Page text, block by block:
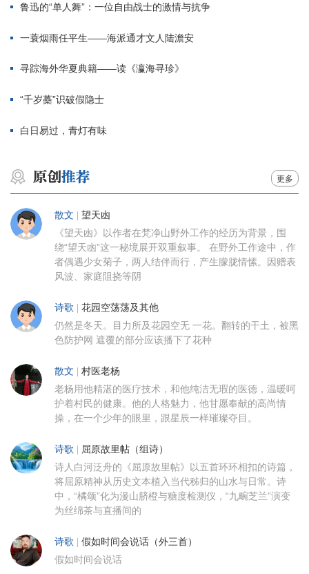
鲁迅的“单人舞”：一位自由战士的激情与抗争
一蓑烟雨任平生——海派通才文人陆澹安
寻踪海外华夏典籍——读《瀛海寻珍》
“千岁蘽”识破假隐士
白日易过，青灯有味
更多
散文 望天凼
《望天凼》以作者在梵净山野外工作的经历为背景，围
绕“望天凼”这一秘境展开双重叙事。 在野外工作途中，作
者偶遇少女菊子，两人结伴而行，产生朦胧情愫。因赠表
风波、家庭阻挠等阴
诗歌 花园空荡荡及其他
仍然是冬天。目力所及花园空无 一花。翻转的干土，被黑
色防护网 遮覆的部分应该播下了花种
散文 村医老杨
老杨用他精湛的医疗技术，和他纯洁无瑕的医德，温暖呵
护着村民的健康。他的人格魅力，他甘愿奉献的高尚情
操，在一个少年的眼里，跟星辰一样璀璨夺目。
诗歌 屈原故里帖（组诗）
诗人白河泛舟的《屈原故里帖》以五首环环相扣的诗篇，
将屈原精神从历史文本植入当代秭归的山水与日常。诗
中，“橘颂”化为漫山脐橙与糖度检测仪，“九畹芝兰”演变
为丝绵茶与直播间的
诗歌 假如时间会说话（外三首）
假如时间会说话